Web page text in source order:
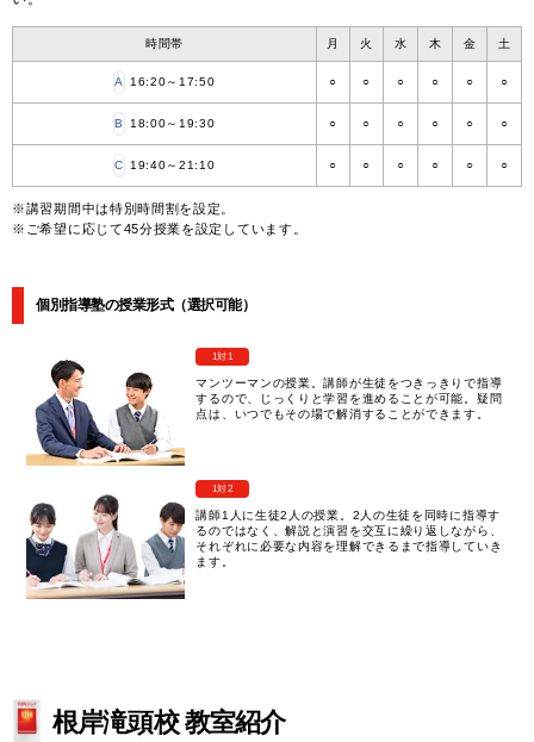
時間帯 月 火 水 木 金 土
A 16:20～17:50 ○ ○ ○ ○ ○ ○
B 18:00～19:30 ○ ○ ○ ○ ○ ○
C 19:40～21:10 ○ ○ ○ ○ ○ ○
※講習期間中は特別時間割を設定。
※ご希望に応じて45分授業を設定しています。
個別指導塾の授業形式（選択可能）
1対1
マンツーマンの授業。講師が生徒をつきっきりで指導
するので、じっくりと学習を進めることが可能。疑問
点は、いつでもその場で解消することができます。
1対2
講師1人に生徒2人の授業。2人の生徒を同時に指導す
るのではなく、解説と演習を交互に繰り返しながら、
それぞれに必要な内容を理解できるまで指導していき
ます。
根岸滝頭校 教室紹介